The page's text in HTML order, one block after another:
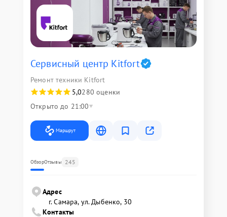
Сервисный центр Kitfort
Ремонт техники Kitfort
5,0280 оценки
Открыто до 21:00
Маршрут
ОбзорОтзывы 245
Адрес
г. Самара, ул. Дыбенко, 30
Контакты